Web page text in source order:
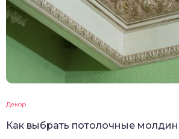
Декор
Как выбрать потолочные